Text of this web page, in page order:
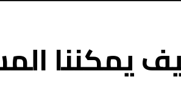
يمكننا